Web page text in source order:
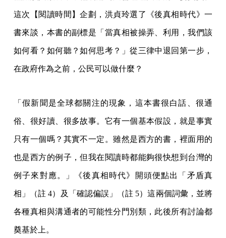
這次【閱讀時間】企劃，洪貞玲選了《後真相時代》一
書來談，本書的副標是「當真相被操弄、利用，我們該
如何看？如何聽？如何思考？」從三律中退回第一步，
在政府作為之前，公民可以做什麼？
「假新聞是全球都關注的現象，這本書很白話、很通
俗、很好讀、很多故事。它有一個基本假設，就是事實
只有一個嗎？其實不一定。雖然是西方的書，裡面用的
也是西方的例子，但我在閱讀時都能夠很快想到台灣的
例子來對應。」《後真相時代》開頭便點出「矛盾真
相」（註 4）及「確認偏誤」（註 5）這兩個詞彙，並將
各種真相與溝通者的可能性分門別類，此後所有討論都
奠基於上。